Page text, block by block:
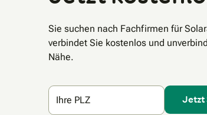
Sie suchen nach Fachfirmen für
verbindet Sie kostenlos und
Nähe.
Ihre PLZ Jetzt